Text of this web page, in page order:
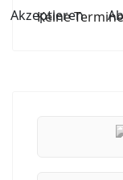
Keine Termine
Akzeptieren